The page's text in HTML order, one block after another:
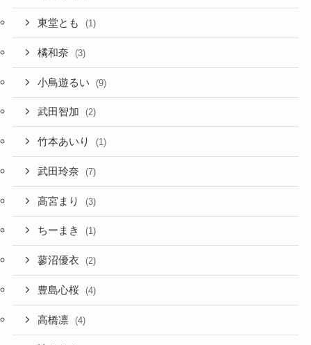
東堂とも (1)
橘和奈 (3)
小鳥遊るい (9)
武田智加 (2)
竹本あいり (1)
武田玲奈 (7)
高宮まり (3)
ちーまき (1)
蓼沼優衣 (2)
豊島心桜 (4)
高橋凛 (4)